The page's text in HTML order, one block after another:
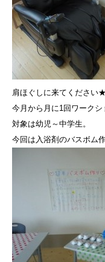
肩ほぐしに来てください★
今月から月に1回ワークシ
対象は幼児～中学生。
今回は入浴剤のバスボム作